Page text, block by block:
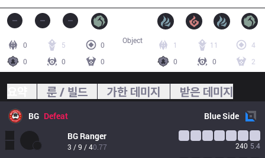
0 5
0
0
0 0
1 11
4
0
0 2
Object
룬 / 빌드 가한 데미지 받은 데미지
BG Defeat BlueSide
BG Ranger
3 / 9 / 40.77 240 5.4